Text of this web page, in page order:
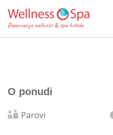
O ponudi
Parovi